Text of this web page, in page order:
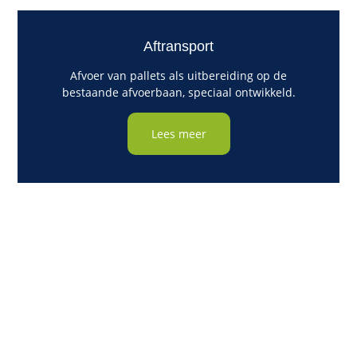
Aftransport
Afvoer van pallets als uitbereiding op de
bestaande afvoerbaan, speciaal ontwikkeld.
Lees meer